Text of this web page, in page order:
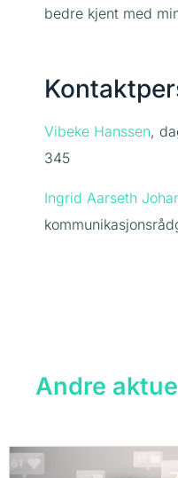
bedre kjent med
Vibeke Hanssen,
345
Ingrid Aarseth
Andre